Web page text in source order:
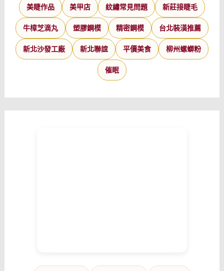
美睫作品 美甲店 紋繡常見問題 新莊接睫毛
牛樟芝滴丸 塑膠鋼模 精密鋼模 台北裝潢推薦
新北沙發工廠 新北聯誼 平價美食 柳州螺螄粉
催眠